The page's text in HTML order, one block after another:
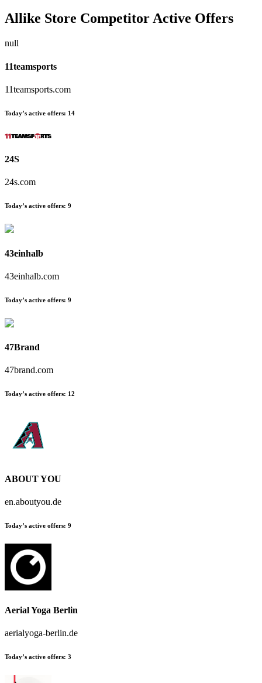
Allike Store Competitor Active Offers
null
11teamsports
11teamsports.com
Today’s active offers: 14
24S
24s.com
Today’s active offers: 9
43einhalb
43einhalb.com
Today’s active offers: 9
47Brand
47brand.com
Today’s active offers: 12
ABOUT YOU
en.aboutyou.de
Today’s active offers: 9
Aerial Yoga Berlin
aerialyoga-berlin.de
Today’s active offers: 3